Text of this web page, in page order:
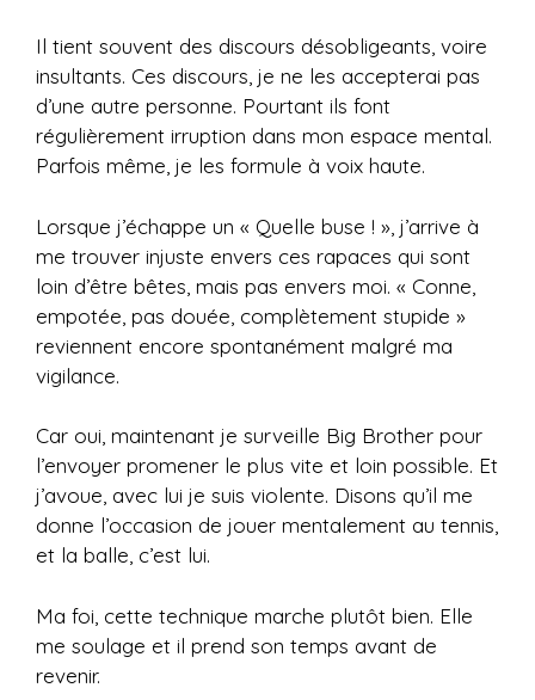
Il tient souvent des discours désobligeants, voire
insultants. Ces discours, je ne les accepterai pas
d’une autre personne. Pourtant ils font
régulièrement irruption dans mon espace mental.
Parfois même, je les formule à voix haute.
Lorsque j’échappe un « Quelle buse ! », j’arrive à
me trouver injuste envers ces rapaces qui sont
loin d’être bêtes, mais pas envers moi. « Conne,
empotée, pas douée, complètement stupide »
reviennent encore spontanément malgré ma
vigilance.
Car oui, maintenant je surveille Big Brother pour
l’envoyer promener le plus vite et loin possible. Et
j’avoue, avec lui je suis violente. Disons qu’il me
donne l’occasion de jouer mentalement au tennis,
et la balle, c’est lui.
Ma foi, cette technique marche plutôt bien. Elle
me soulage et il prend son temps avant de
revenir.